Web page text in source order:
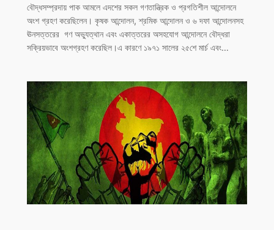
বৌদ্ধসম্প্রদায় পাক আমলে এদশের সকল গণতান্ত্রিক ও প্রগতিশীল আন্দোলনে
অংশ গ্রহণ করেছিলেন। কৃষক আন্দোলন, শ্রমিক আন্দোলন ও ৬ দফা আন্দোলনসহ
ঊনসত্তরের গণ অভ্যুত্থান এবং একাত্তরের অসহযোগ আন্দোলনে বৌদ্ধরা
সক্রিয়ভাবে অংশগ্রহণ করেছিল।এ কারণে ১৯৭১ সালের ২৫শে মার্চ এবং…